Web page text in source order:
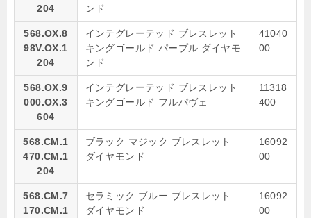
204
ンド
568.OX.8
98V.OX.1
204
インテグレーテッド ブレスレット
キングゴールド パープル ダイヤモ
ンド
41040
00
568.OX.9
000.OX.3
604
インテグレーテッド ブレスレット
キングゴールド フルパヴェ
11318
400
568.CM.1
470.CM.1
204
ブラック マジック ブレスレット
ダイヤモンド
16092
00
568.CM.7
170.CM.1
セラミック ブルー ブレスレット
ダイヤモンド
16092
00